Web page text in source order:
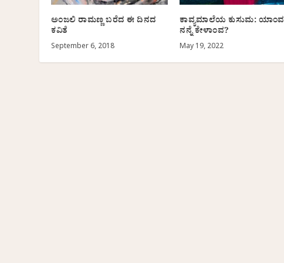
ಅಂಜಲಿ ರಾಮಣ್ಣ ಬರೆದ ಈ ದಿನದ
ಕವಿತೆ
September 6, 2018
ಕಾವ್ಯಮಾಲೆಯ ಕುಸುಮ: ಯಾಂವ
ನನ್ನೆ ಕೇಳಾಂವ?
May 19, 2022